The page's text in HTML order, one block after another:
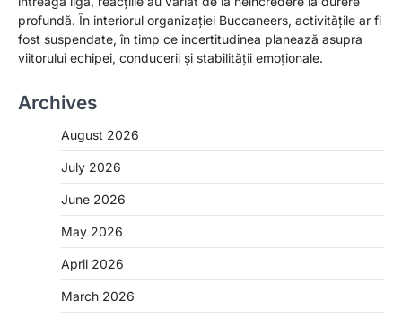
profundă. În interiorul organizației Buccaneers, activitățile ar fi
fost suspendate, în timp ce incertitudinea planează asupra
viitorului echipei, conducerii și stabilității emoționale.
Archives
August 2026
July 2026
June 2026
May 2026
April 2026
March 2026